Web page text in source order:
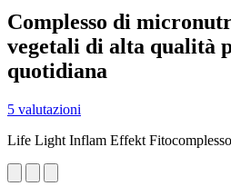
Complesso di
vegetali di alta qualità
quotidiana
5 valutazioni
Life Light Inflam Effekt Fitocomplesso